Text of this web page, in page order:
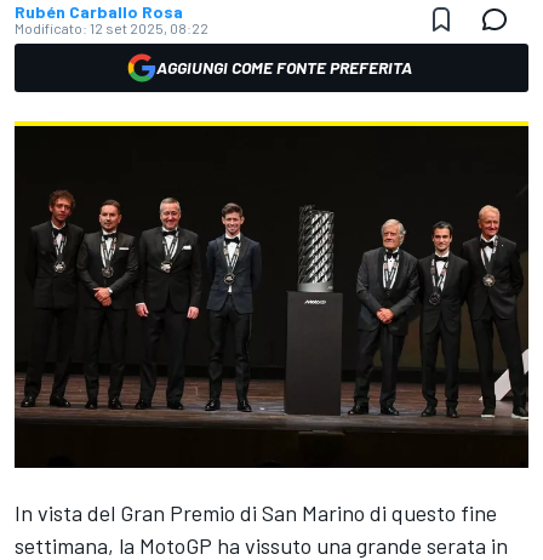
Rubén Carballo Rosa
Modificato: 12 set 2025, 08:22
AGGIUNGI COME FONTE PREFERITA
In vista del Gran Premio di San Marino di questo fine
settimana, la MotoGP ha vissuto una grande serata in